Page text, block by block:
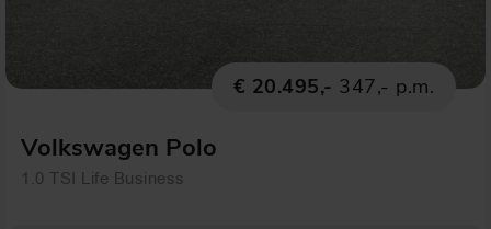
€ 20.495,- 347,- p.m.
Volkswagen Polo
1.0 TSI Life Business